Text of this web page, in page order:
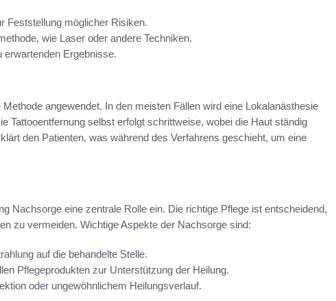
Feststellung möglicher Risiken.
wie Laser oder andere Techniken.
erwartenden Ergebnisse.
angewendet. In den meisten Fällen wird eine Lokalanästhesie
Tattooentfernung selbst erfolgt schrittweise, wobei die Haut ständig
den Patienten, was während des Verfahrens geschieht, um eine
Nachsorge eine zentrale Rolle ein. Die richtige Pflege ist entscheidend,
zu vermeiden. Wichtige Aspekte der Nachsorge sind:
auf die behandelte Stelle.
Pflegeprodukten zur Unterstützung der Heilung.
oder ungewöhnlichem Heilungsverlauf.